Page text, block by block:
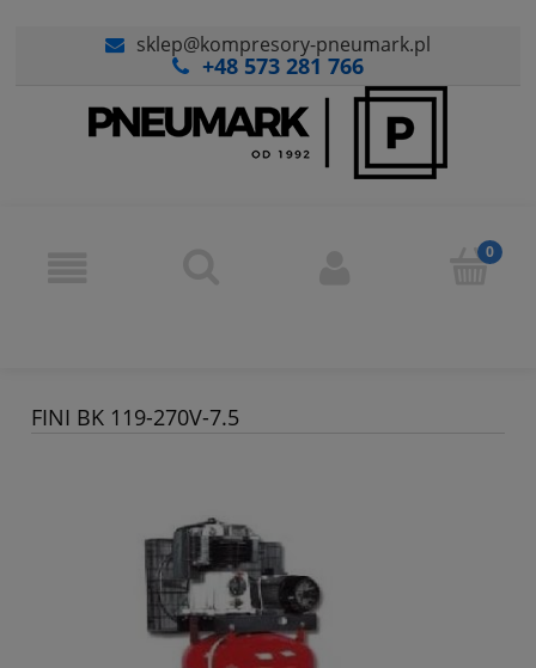
sklep@kompresory-pneumark.pl
+48 573 281 766
FINI BK 119-270V-7.5